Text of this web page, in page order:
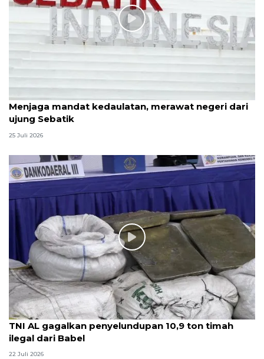
Menjaga mandat kedaulatan, merawat negeri dari
ujung Sebatik
25 Juli 2026
TNI AL gagalkan penyelundupan 10,9 ton timah
ilegal dari Babel
22 Juli 2026